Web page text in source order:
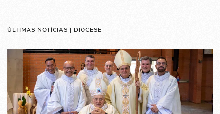
ÚLTIMAS NOTÍCIAS | DIOCESE